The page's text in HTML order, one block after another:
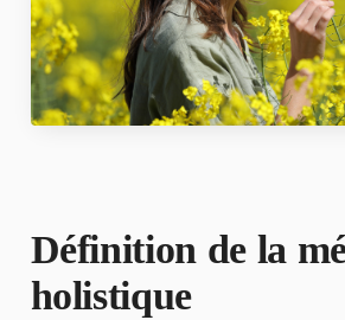
Définition de la
holistique